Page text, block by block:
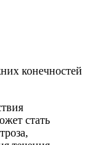
конечностей
стать